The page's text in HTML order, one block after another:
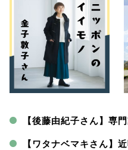
【後藤由紀子さん】専
【ワタナベマキさん】